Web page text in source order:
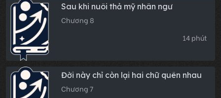
Sau khi nuôi thả mỹ nhân ngư
Chương 8
14 phút
Đời này chỉ còn lại hai chữ quên nhau
Chương 7